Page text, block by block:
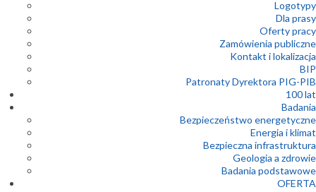
Logotypy
Dla prasy
Oferty pracy
Zamówienia publiczne
Kontakt i lokalizacja
BIP
Patronaty Dyrektora PIG-PIB
100 lat
Badania
Bezpieczeństwo energetyczne
Energia i klimat
Bezpieczna infrastruktura
Geologia a zdrowie
Badania podstawowe
OFERTA